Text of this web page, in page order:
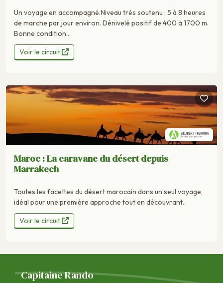
Un voyage en accompagné.Niveau très soutenu : 5 à 8 heures
de marche par jour environ. Dénivelé positif de 400 à 1700 m.
Bonne condition..
Voir le circuit
Maroc : La caravane du désert depuis
Marrakech
Toutes les facettes du désert marocain dans un seul voyage,
idéal pour une première approche tout en découvrant..
Voir le circuit
Capitaine Rando